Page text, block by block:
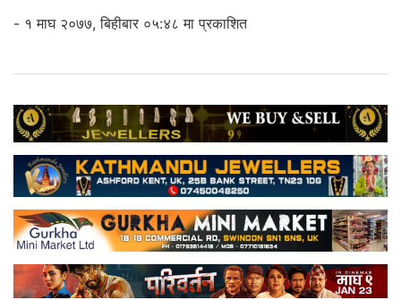
- १ माघ २०७७, बिहीबार ०५:४८ मा प्रकाशित